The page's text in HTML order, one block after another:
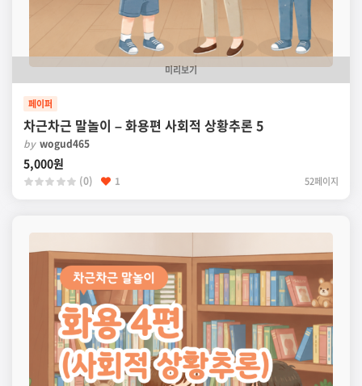
미리보기
페이퍼
차근차근 말놀이 – 화용편 사회적 상황추론 5
by wogud465
5,000원
(0) 1 52페이지